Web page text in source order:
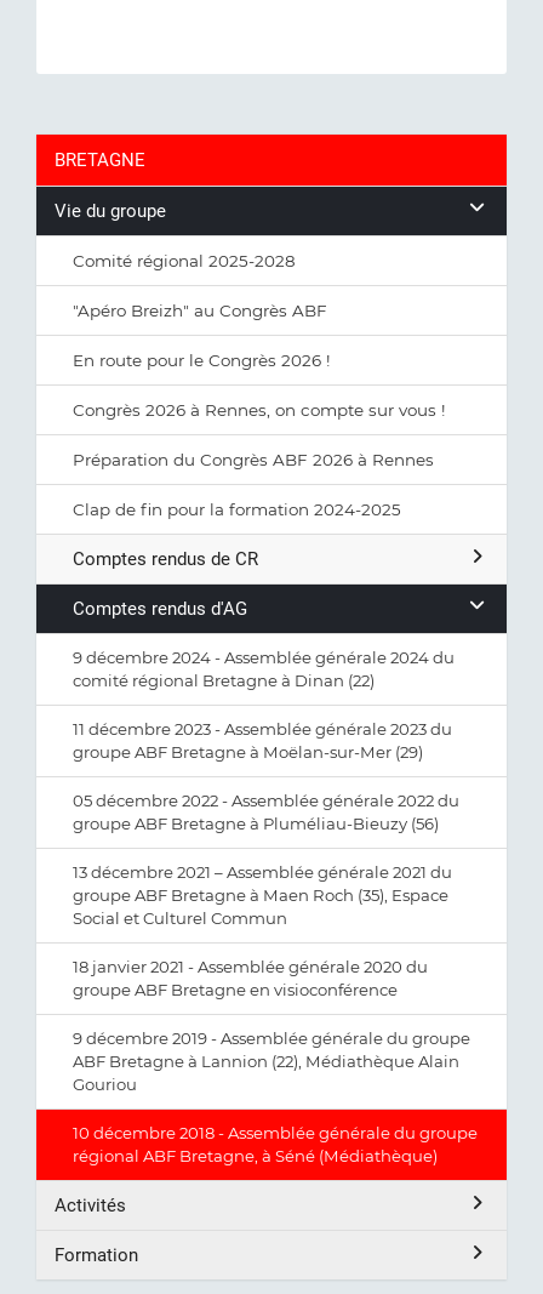
BRETAGNE
Vie du groupe
Comité régional 2025-2028
"Apéro Breizh" au Congrès ABF
En route pour le Congrès 2026 !
Congrès 2026 à Rennes, on compte sur vous !
Préparation du Congrès ABF 2026 à Rennes
Clap de fin pour la formation 2024-2025
Comptes rendus de CR
Comptes rendus d'AG
9 décembre 2024 - Assemblée générale 2024 du
comité régional Bretagne à Dinan (22)
11 décembre 2023 - Assemblée générale 2023 du
groupe ABF Bretagne à Moëlan-sur-Mer (29)
05 décembre 2022 - Assemblée générale 2022 du
groupe ABF Bretagne à Pluméliau-Bieuzy (56)
13 décembre 2021 – Assemblée générale 2021 du
groupe ABF Bretagne à Maen Roch (35), Espace
Social et Culturel Commun
18 janvier 2021 - Assemblée générale 2020 du
groupe ABF Bretagne en visioconférence
9 décembre 2019 - Assemblée générale du groupe
ABF Bretagne à Lannion (22), Médiathèque Alain
Gouriou
10 décembre 2018 - Assemblée générale du groupe
régional ABF Bretagne, à Séné (Médiathèque)
Activités
Formation